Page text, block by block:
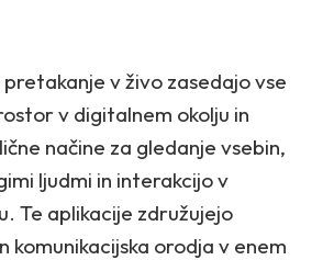
v živo zasedajo vse
v digitalnem okolju in
načine za gledanje vsebin,
ljudmi in interakcijo v
Te aplikacije združujejo
komunikacijska orodja v enem